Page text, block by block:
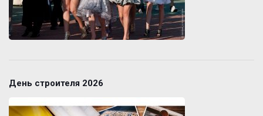
День строителя 2026